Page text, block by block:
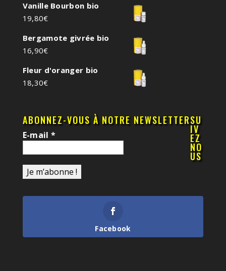
Vanille Bourbon bio
19,80€
Bergamote givrée bio
16,90€
Fleur d'oranger bio
18,30€
ABONNEZ-VOUS À NOTRE NEWSLETTER
E-mail *
SU
IV
EZ
NO
US
Facebook